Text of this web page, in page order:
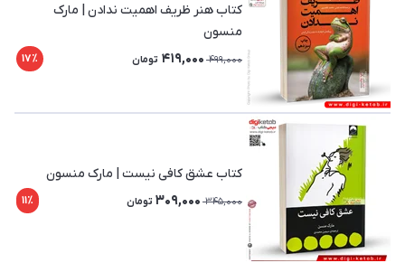
کتاب هنر ظریف اهمیت ندادن | مارک
منسون
499,000
419,000 تومان 17٪
کتاب عشق کافی نیست | مارک منسون
345,000
309,000 تومان 11٪